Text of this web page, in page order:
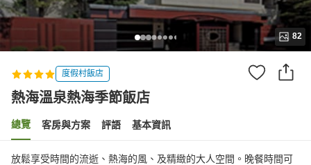
82
度假村飯店
熱海溫泉熱海季節飯店
總覽 客房與方案 評語 基本資訊
放鬆享受時間的流逝、熱海的風、及精緻的大人空間。晚餐時間可